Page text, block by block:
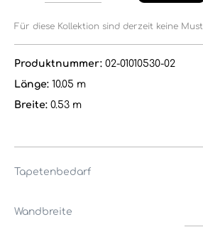
Für diese Kollektion sind derzeit keine
Produktnummer: 02-01010530-02
Länge: 10.05 m
Breite: 0.53 m
Tapetenbedarf
Wandbreite